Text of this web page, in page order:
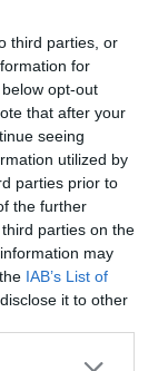
third parties, or
for
opt-out
that after your
seeing
utilized by
parties prior to
the further
parties on the
may
IAB’s List of
it to other
14
Η
των
από